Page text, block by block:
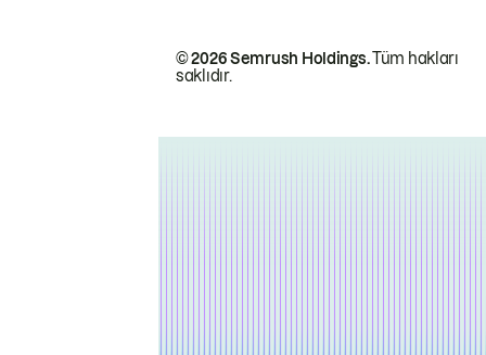
© 2026 Semrush Holdings.Tüm hakları
saklıdır.